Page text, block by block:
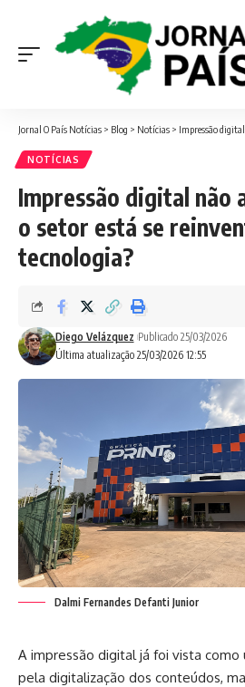
Jornal O País Notícias > Blog > Notícias > Impressão digital não
NOTÍCIAS
Impressão digital não
o setor está se
tecnologia?
Última atualização 25/03/2026 12:55
Diego Velázquez Publicado 25/03/2026
Dalmi Fernandes Defanti Junior
A impressão digital já foi vista como
pela digitalização dos conteúdos,